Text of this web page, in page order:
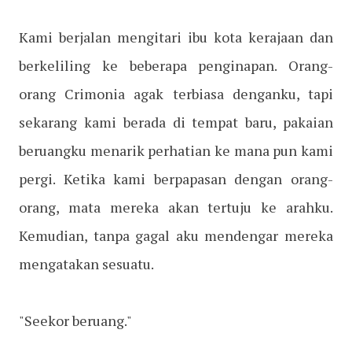
Kami berjalan mengitari ibu kota kerajaan dan
berkeliling ke beberapa penginapan. Orang-
orang Crimonia agak terbiasa denganku, tapi
sekarang kami berada di tempat baru, pakaian
beruangku menarik perhatian ke mana pun kami
pergi. Ketika kami berpapasan dengan orang-
orang, mata mereka akan tertuju ke arahku.
Kemudian, tanpa gagal aku mendengar mereka
mengatakan sesuatu.
"Seekor beruang."